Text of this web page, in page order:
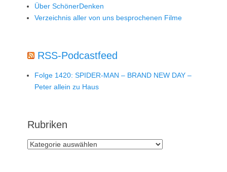
Über SchönerDenken
Verzeichnis aller von uns besprochenen Filme
RSS-Podcastfeed
Folge 1420: SPIDER-MAN – BRAND NEW DAY –
Peter allein zu Haus
Rubriken
Rubriken